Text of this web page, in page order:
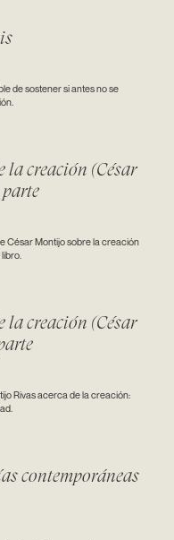
de sostener si antes no se
la creación (César
César Montijo sobre la creación
la creación (César
Rivas acerca de la creación:
contemporáneas